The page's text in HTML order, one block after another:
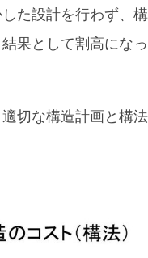
た設計を行わず、
果として割高にな
切な構造計画と構